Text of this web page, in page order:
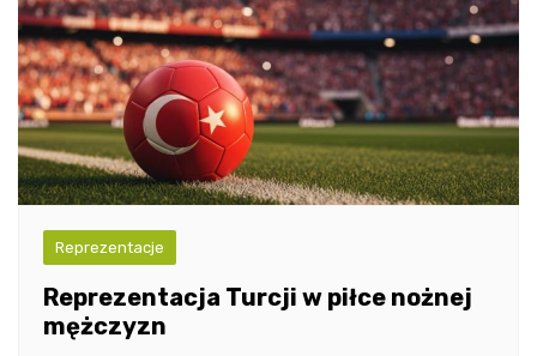
Reprezentacje
Reprezentacja Turcji w piłce nożnej
mężczyzn